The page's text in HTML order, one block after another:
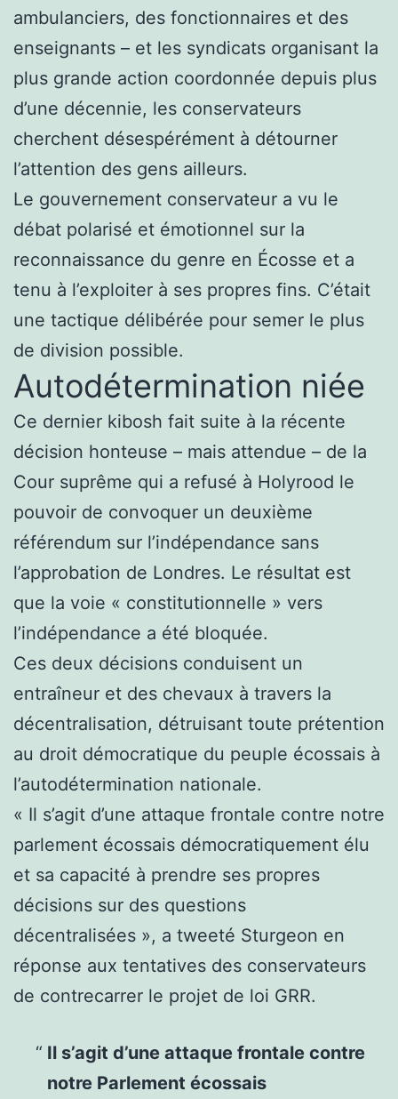
ambulanciers, des fonctionnaires et des
enseignants – et les syndicats organisant la
plus grande action coordonnée depuis plus
d’une décennie, les conservateurs
cherchent désespérément à détourner
l’attention des gens ailleurs.
Le gouvernement conservateur a vu le
débat polarisé et émotionnel sur la
reconnaissance du genre en Écosse et a
tenu à l’exploiter à ses propres fins. C’était
une tactique délibérée pour semer le plus
de division possible.
Autodétermination niée
Ce dernier kibosh fait suite à la récente
décision honteuse – mais attendue – de la
Cour suprême qui a refusé à Holyrood le
pouvoir de convoquer un deuxième
référendum sur l’indépendance sans
l’approbation de Londres. Le résultat est
que la voie « constitutionnelle » vers
l’indépendance a été bloquée.
Ces deux décisions conduisent un
entraîneur et des chevaux à travers la
décentralisation, détruisant toute prétention
au droit démocratique du peuple écossais à
l’autodétermination nationale.
« Il s’agit d’une attaque frontale contre notre
parlement écossais démocratiquement élu
et sa capacité à prendre ses propres
décisions sur des questions
décentralisées », a tweeté Sturgeon en
réponse aux tentatives des conservateurs
de contrecarrer le projet de loi GRR.
Il s’agit d’une attaque frontale contre
notre Parlement écossais